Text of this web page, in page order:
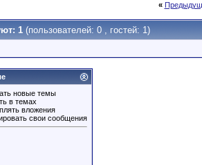
«
1 (пользователей: 0 , гостей: 1)
новые темы
в темах
вложения
свои сообщения